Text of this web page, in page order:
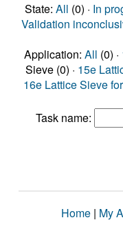
State: All (0) · In
Validation
Application: All (0) ·
Sieve (0) · 15e
16e Lattice Sieve
Task name:
Home | My